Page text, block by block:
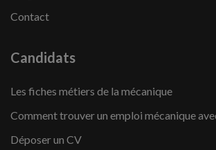
Contact
Candidats
Les fiches métiers de la mécanique
Comment trouver un emploi mécanique
Déposer un CV